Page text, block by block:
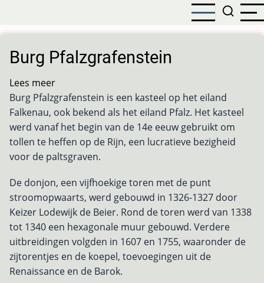
naar
de
inhoud
gaan
Burg Pfalzgrafenstein
Lees meer
Burg
Pfalzgrafenstein
Burg Pfalzgrafenstein is een kasteel op het eiland
Falkenau, ook bekend als het eiland Pfalz. Het kasteel
werd vanaf het begin van de 14e eeuw gebruikt om
tollen te heffen op de Rijn, een lucratieve bezigheid
voor de paltsgraven.
De donjon, een vijfhoekige toren met de punt
stroomopwaarts, werd gebouwd in 1326-1327 door
Keizer Lodewijk de Beier. Rond de toren werd van 1338
tot 1340 een hexagonale muur gebouwd. Verdere
uitbreidingen volgden in 1607 en 1755, waaronder de
zijtorentjes en de koepel, toevoegingen uit de
Renaissance en de Barok.